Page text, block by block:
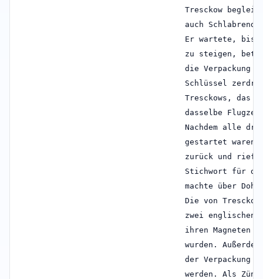
Tresckow
auch
Er wartete, bis
zu steigen,
die Verpackung
Schlüssel
Tresckows, das
dasselbe
Nachdem alle
gestartet
zurück und rief
Stichwort für
machte über
Die von Tresckow
zwei englischen
ihren Magneten
wurden.
der Verpackung
werden. Als